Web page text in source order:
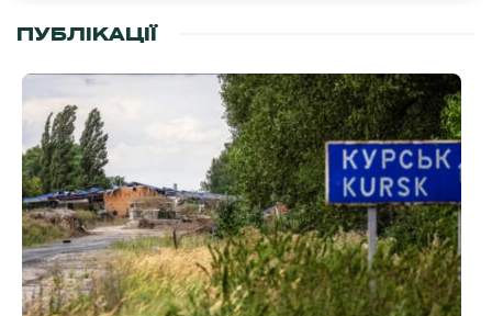
ПУБЛІКАЦІЇ